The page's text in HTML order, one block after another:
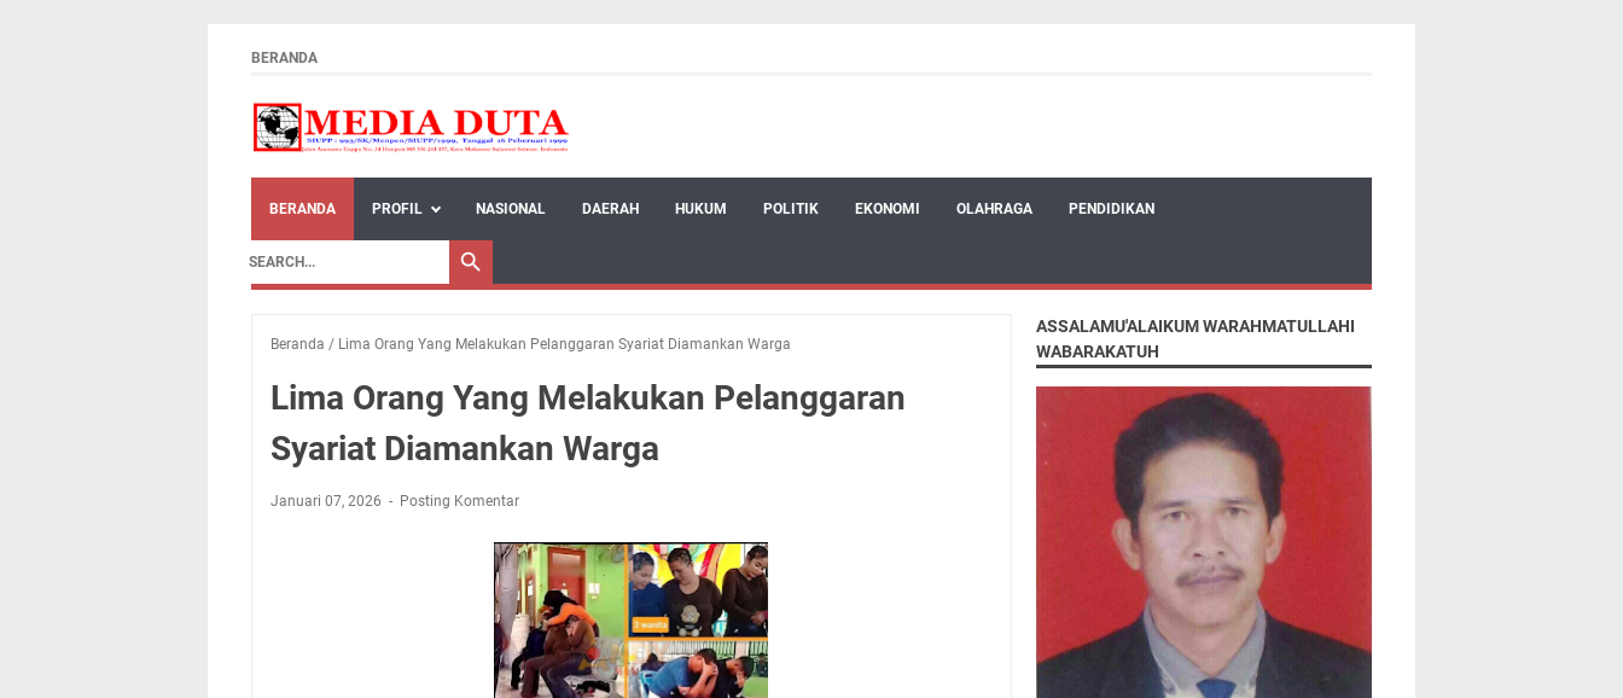
BERANDA
BERANDA PROFIL NASIONAL DAERAH HUKUM POLITIK EKONOMI OLAHRAGA PENDIDIKAN
Beranda / Lima Orang Yang Melakukan Pelanggaran Syariat Diamankan Warga
Lima Orang Yang Melakukan Pelanggaran
Syariat Diamankan Warga
Januari 07, 2026 Posting Komentar
ASSALAMU'ALAIKUM WARAHMATULLAHI
WABARAKATUH